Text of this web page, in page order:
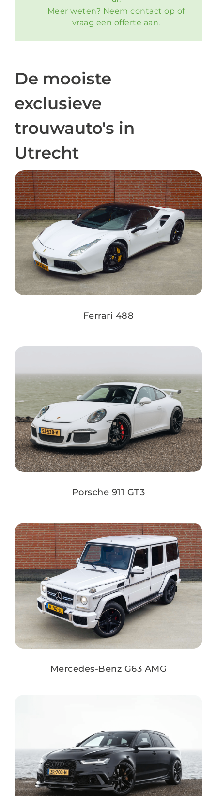
Meer weten? Neem contact op of
vraag een offerte aan.
De mooiste
exclusieve
trouwauto's in
Utrecht
Ferrari 488
Porsche 911 GT3
Mercedes-Benz G63 AMG